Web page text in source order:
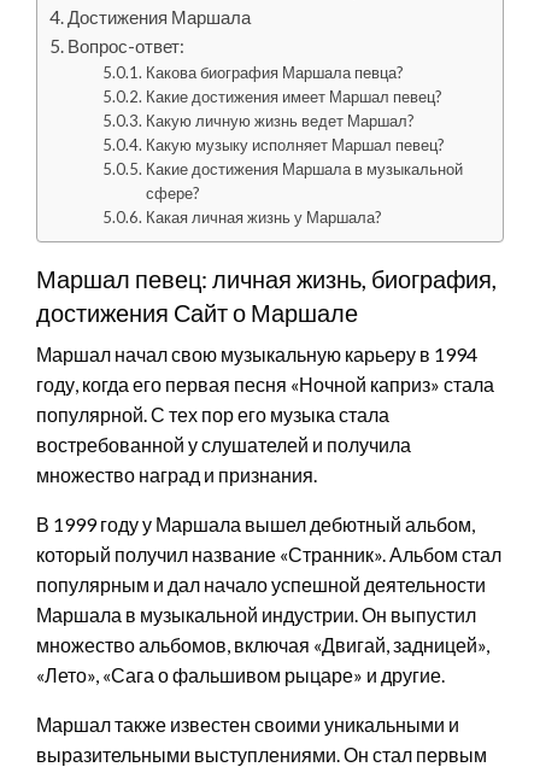
Достижения Маршала
Вопрос-ответ:
Какова биография Маршала певца?
Какие достижения имеет Маршал певец?
Какую личную жизнь ведет Маршал?
Какую музыку исполняет Маршал певец?
Какие достижения Маршала в музыкальной
сфере?
Какая личная жизнь у Маршала?
Маршал певец: личная жизнь, биография,
достижения Сайт о Маршале
Маршал начал свою музыкальную карьеру в 1994
году, когда его первая песня «Ночной каприз» стала
популярной. С тех пор его музыка стала
востребованной у слушателей и получила
множество наград и признания.
В 1999 году у Маршала вышел дебютный альбом,
который получил название «Странник». Альбом стал
популярным и дал начало успешной деятельности
Маршала в музыкальной индустрии. Он выпустил
множество альбомов, включая «Двигай, задницей»,
«Лето», «Сага о фальшивом рыцаре» и другие.
Маршал также известен своими уникальными и
выразительными выступлениями. Он стал первым